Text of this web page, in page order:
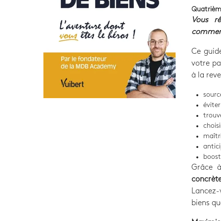
Vous
Ce
votre
à la
Grâce
biens